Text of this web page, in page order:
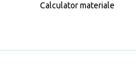
Calculator materiale